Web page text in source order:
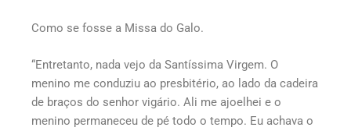
Como se fosse a Missa do Galo.
“Entretanto, nada vejo da Santíssima Virgem. O
menino me conduziu ao presbitério, ao lado da cadeira
de braços do senhor vigário. Ali me ajoelhei e o
menino permaneceu de pé todo o tempo. Eu achava o